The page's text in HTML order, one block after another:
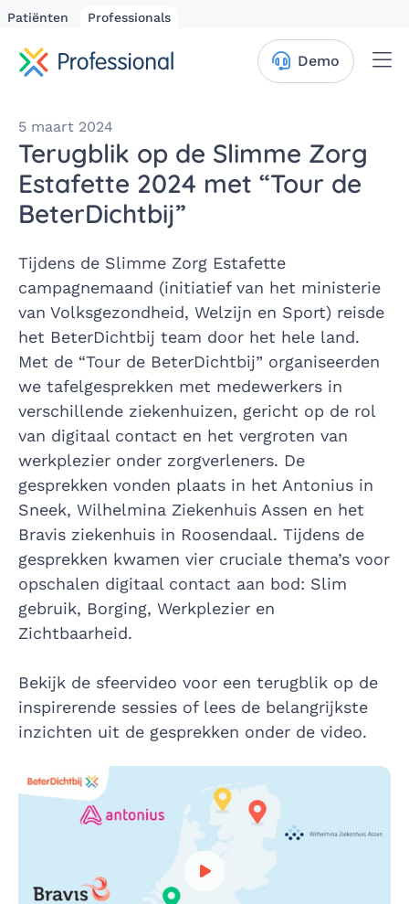
Patiënten Professionals
Demo
5 maart 2024
Terugblik op de Slimme Zorg
Estafette 2024 met “Tour de
BeterDichtbij”
Tijdens de Slimme Zorg Estafette
campagnemaand (initiatief van het ministerie
van Volksgezondheid, Welzijn en Sport) reisde
het BeterDichtbij team door het hele land.
Met de “Tour de BeterDichtbij” organiseerden
we tafelgesprekken met medewerkers in
verschillende ziekenhuizen, gericht op de rol
van digitaal contact en het vergroten van
werkplezier onder zorgverleners. De
gesprekken vonden plaats in het Antonius in
Sneek, Wilhelmina Ziekenhuis Assen en het
Bravis ziekenhuis in Roosendaal. Tijdens de
gesprekken kwamen vier cruciale thema’s voor
opschalen digitaal contact aan bod: Slim
gebruik, Borging, Werkplezier en
Zichtbaarheid.
Bekijk de sfeervideo voor een terugblik op de
inspirerende sessies of lees de belangrijkste
inzichten uit de gesprekken onder de video.
Speel video af